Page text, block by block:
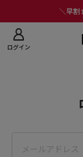
＼早割
ログイン